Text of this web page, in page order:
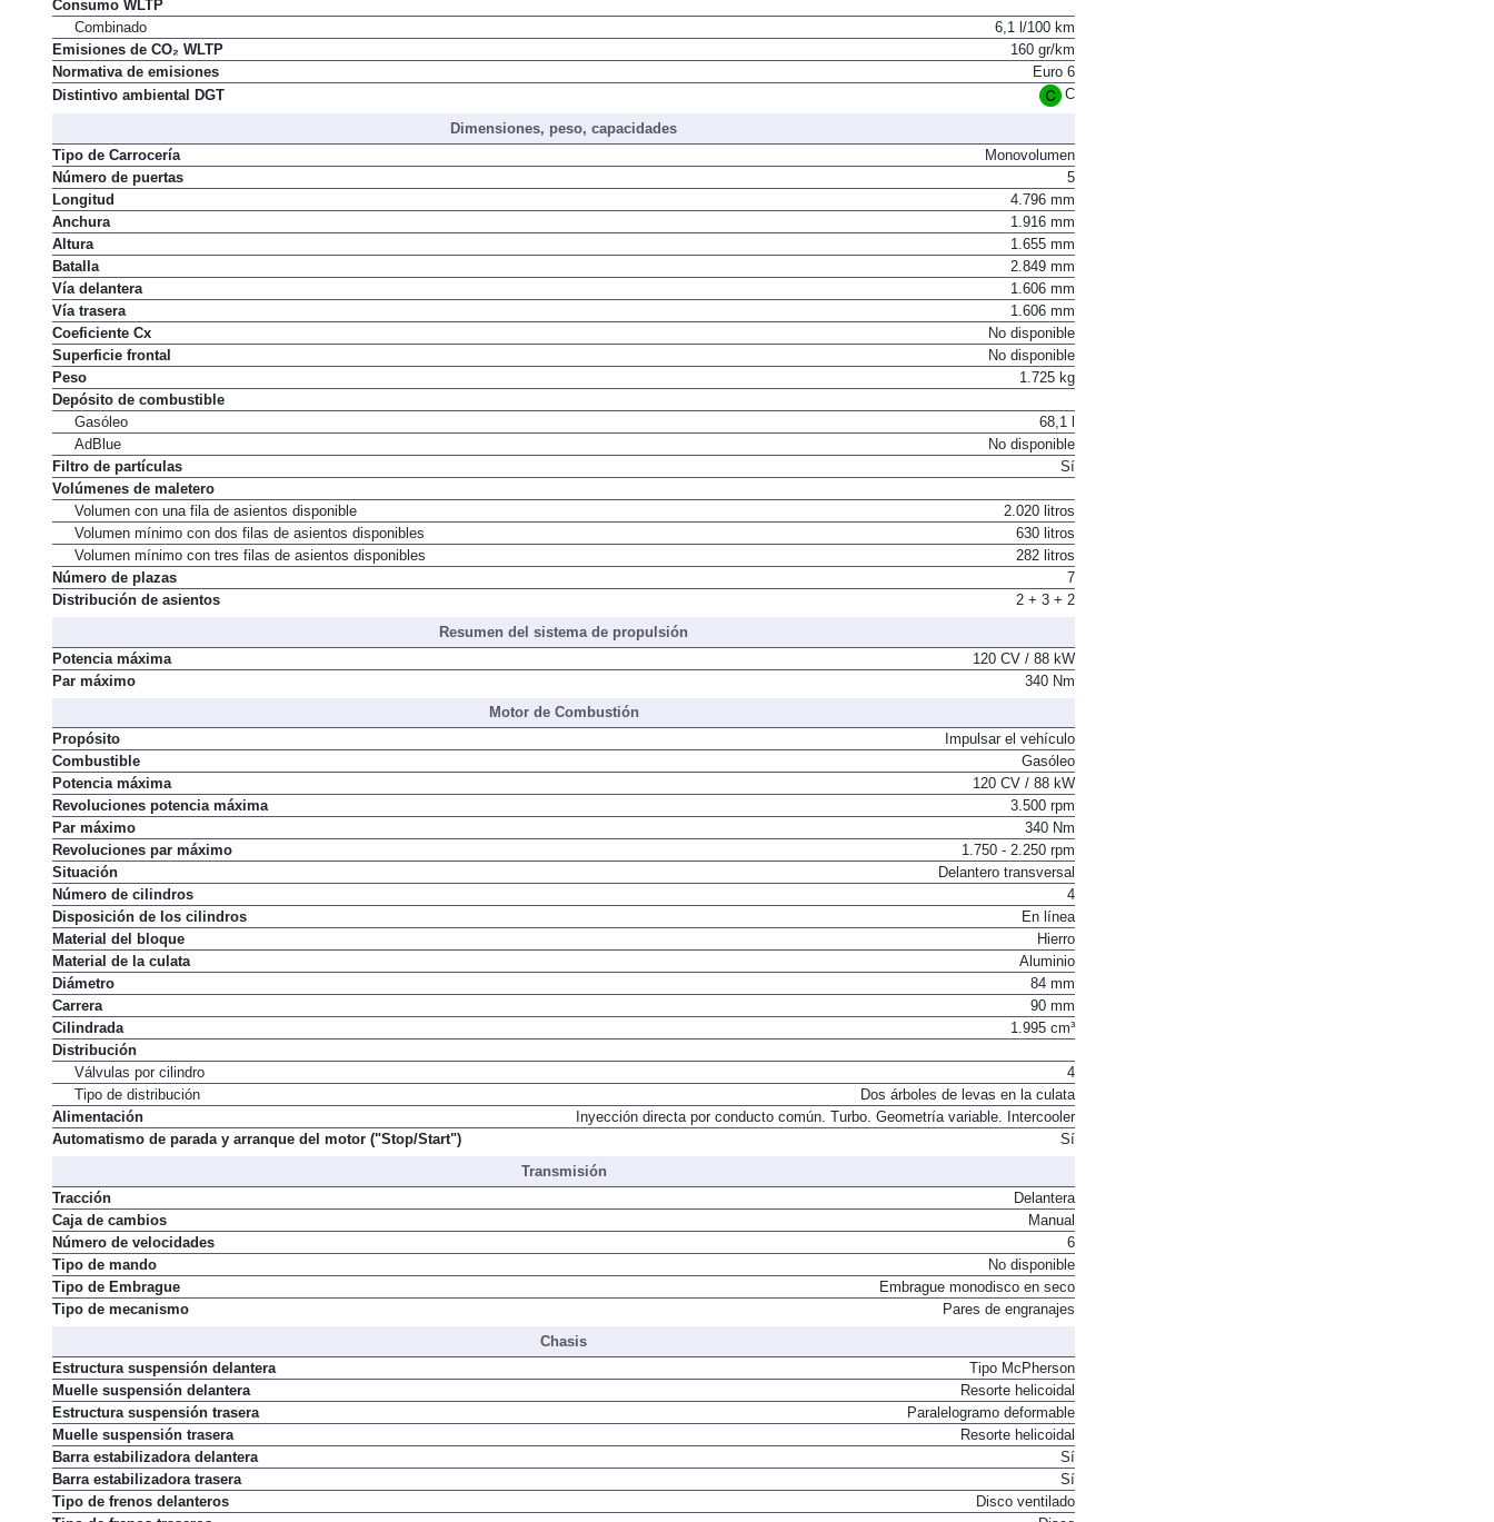
Consumo WLTP
Combinado
6,1 l/100 km
Emisiones de CO₂ WLTP
160 gr/km
Normativa de emisiones
Euro 6
Distintivo ambiental DGT
C
Dimensiones, peso, capacidades
Tipo de Carrocería
Monovolumen
Número de puertas
5
Longitud
4.796 mm
Anchura
1.916 mm
Altura
1.655 mm
Batalla
2.849 mm
Vía delantera
1.606 mm
Vía trasera
1.606 mm
Coeficiente Cx
No disponible
Superficie frontal
No disponible
Peso
1.725 kg
Depósito de combustible
Gasóleo
68,1 l
AdBlue
No disponible
Filtro de partículas
Sí
Volúmenes de maletero
Volumen con una fila de asientos disponible
2.020 litros
Volumen mínimo con dos filas de asientos disponibles
630 litros
Volumen mínimo con tres filas de asientos disponibles
282 litros
Número de plazas
7
Distribución de asientos
2 + 3 + 2
Resumen del sistema de propulsión
Potencia máxima
120 CV / 88 kW
Par máximo
340 Nm
Motor de Combustión
Propósito
Impulsar el vehículo
Combustible
Gasóleo
Potencia máxima
120 CV / 88 kW
Revoluciones potencia máxima
3.500 rpm
Par máximo
340 Nm
Revoluciones par máximo
1.750 - 2.250 rpm
Situación
Delantero transversal
Número de cilindros
4
Disposición de los cilindros
En línea
Material del bloque
Hierro
Material de la culata
Aluminio
Diámetro
84 mm
Carrera
90 mm
Cilindrada
1.995 cm³
Distribución
Válvulas por cilindro
4
Tipo de distribución
Dos árboles de levas en la culata
Alimentación
Inyección directa por conducto común. Turbo. Geometría variable. Intercooler
Automatismo de parada y arranque del motor ("Stop/Start")
Sí
Transmisión
Tracción
Delantera
Caja de cambios
Manual
Número de velocidades
6
Tipo de mando
No disponible
Tipo de Embrague
Embrague monodisco en seco
Tipo de mecanismo
Pares de engranajes
Chasis
Estructura suspensión delantera
Tipo McPherson
Muelle suspensión delantera
Resorte helicoidal
Estructura suspensión trasera
Paralelogramo deformable
Muelle suspensión trasera
Resorte helicoidal
Barra estabilizadora delantera
Sí
Barra estabilizadora trasera
Sí
Tipo de frenos delanteros
Disco ventilado